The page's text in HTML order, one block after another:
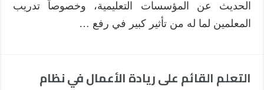
الحديث عن المؤسسات التعليمية، وخصوصاً تدريب
المعلمين لما له من تأثير كبير في رفع …
التعلم القائم على ريادة الأعمال في نظام